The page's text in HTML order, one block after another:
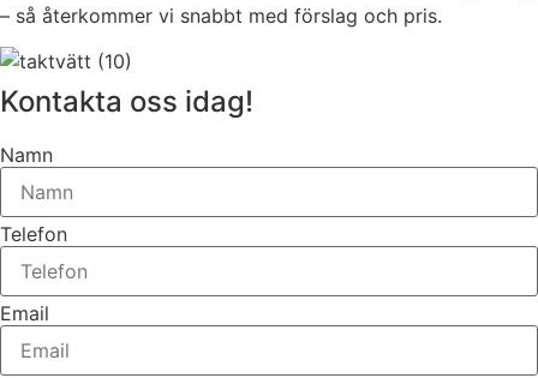
– så återkommer vi snabbt med förslag och pris.
Kontakta oss idag!
Namn
Telefon
Email